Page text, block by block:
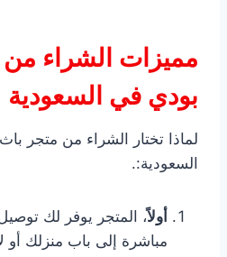
مميزات الشراء من
بودي في السعودية
لماذا تختار الشراء من متجر
السعودية:.
أولاً، المتجر يوفر لك
مباشرة إلى باب منزلك أو